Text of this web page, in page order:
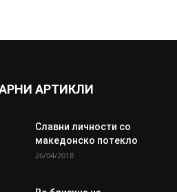
АРТИКЛИ
Славни личности со
македонско потекло
26/04/2018